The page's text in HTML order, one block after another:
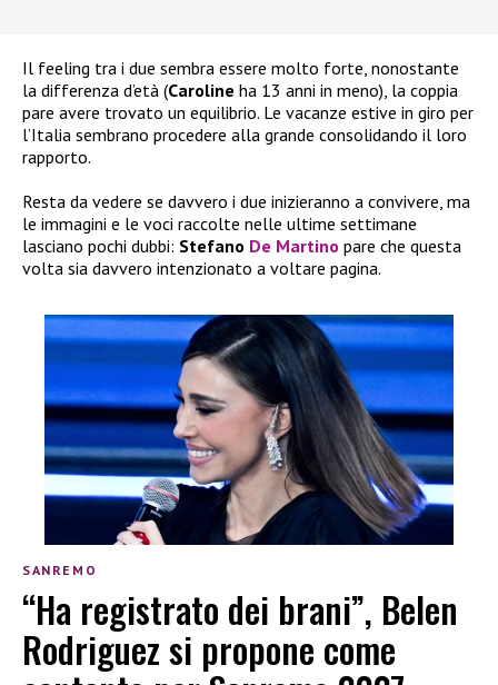
Il feeling tra i due sembra essere molto forte, nonostante
la differenza d’età (Caroline ha 13 anni in meno), la coppia
pare avere trovato un equilibrio. Le vacanze estive in giro per
l’Italia sembrano procedere alla grande consolidando il loro
rapporto.
Resta da vedere se davvero i due inizieranno a convivere, ma
le immagini e le voci raccolte nelle ultime settimane
lasciano pochi dubbi: Stefano De Martino pare che questa
volta sia davvero intenzionato a voltare pagina.
SANREMO
“Ha registrato dei brani”, Belen
Rodriguez si propone come